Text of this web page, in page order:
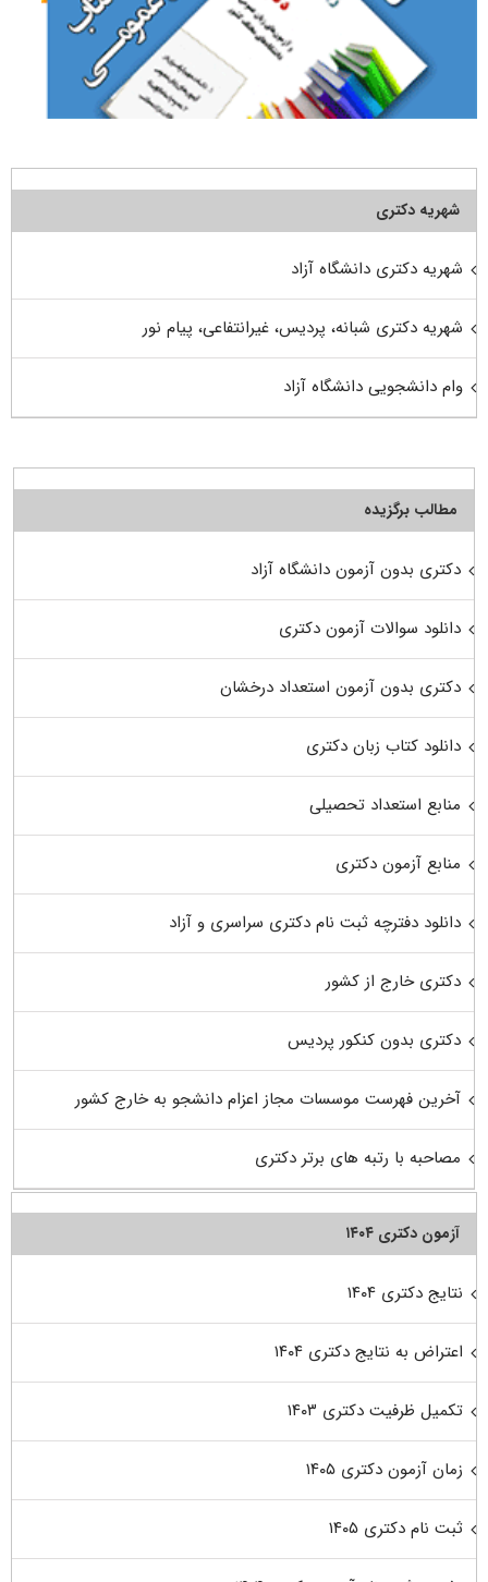
شهریه دکتری
شهریه دکتری دانشگاه آزاد
شهریه دکتری شبانه، پردیس، غیرانتفاعی، پیام نور
وام دانشجویی دانشگاه آزاد
مطالب برگزیده
دکتری بدون آزمون دانشگاه آزاد
دانلود سوالات آزمون دکتری
دکتری بدون آزمون استعداد درخشان
دانلود کتاب زبان دکتری
منابع استعداد تحصیلی
منابع آزمون دکتری
دانلود دفترچه ثبت نام دکتری سراسری و آزاد
دکتری خارج از کشور
دکتری بدون کنکور پردیس
آخرین فهرست موسسات مجاز اعزام دانشجو به خارج کشور
مصاحبه با رتبه های برتر دکتری
آزمون دکتری ۱۴۰۴
نتایج دکتری ۱۴۰۴
اعتراض به نتایج دکتری ۱۴۰۴
تکمیل ظرفیت دکتری ۱۴۰۳
زمان آزمون دکتری ۱۴۰۵
ثبت نام دکتری ۱۴۰۵